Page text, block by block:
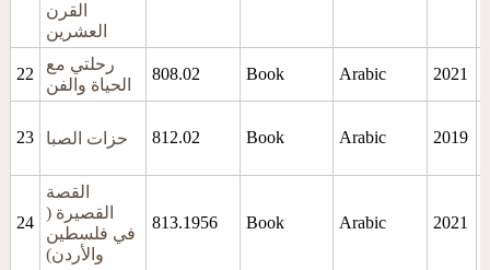
القرن
العشرين
22
رحلتي مع
الحياة والفن
808.02 Book Arabic 2021
23 حزات الصبا 812.02 Book Arabic 2019
24
القصة
القصيرة (
في فلسطين
والأردن)
813.1956 Book Arabic 2021